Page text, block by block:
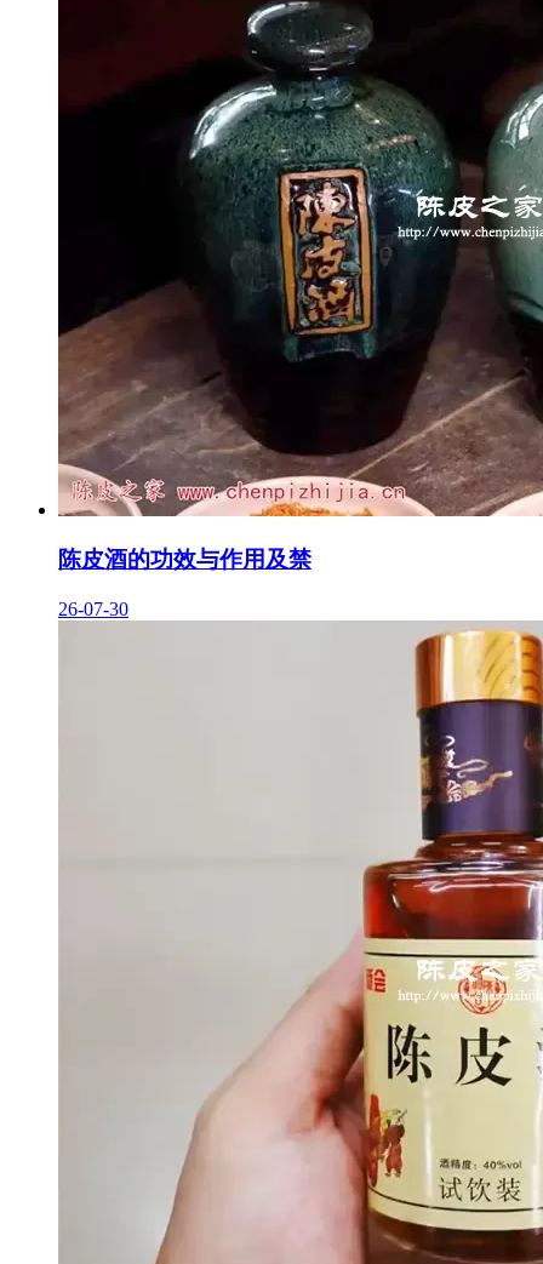
陈皮酒的功效与作用及禁
26-07-30